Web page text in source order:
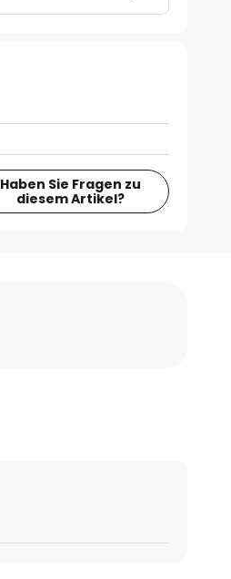
Haben Sie Fragen zu
diesem Artikel?